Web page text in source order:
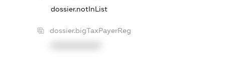
dossier.notInList
dossier.bigTaxPayerReg